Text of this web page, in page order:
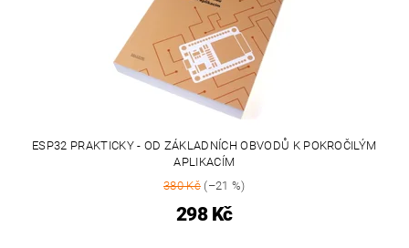
ESP32 PRAKTICKY - OD ZÁKLADNÍCH OBVODŮ K POKROČILÝM
APLIKACÍM
380 Kč(–21 %)
298 Kč